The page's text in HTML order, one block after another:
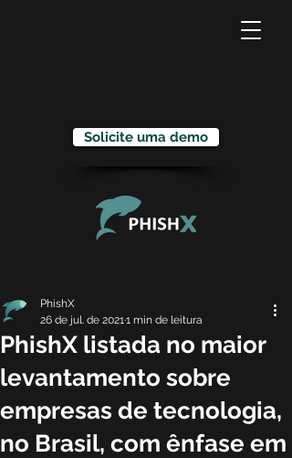
Solicite uma demo
PhishX listada no maior
levantamento sobre
empresas de tecnologia,
no Brasil, com ênfase em
PhishX
26 de jul. de 20211 min de leitura